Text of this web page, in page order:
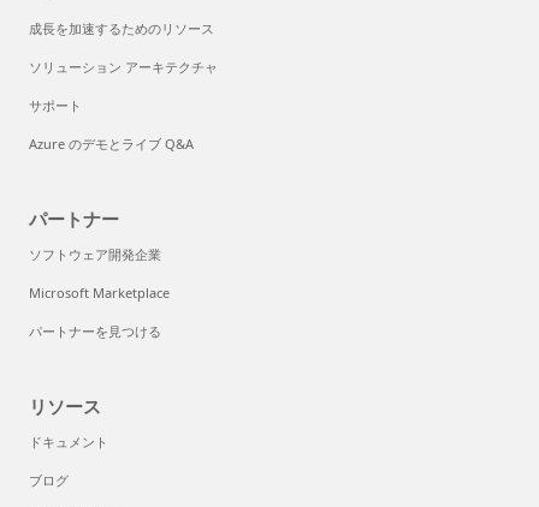
成長を加速するためのリソース
ソリューション アーキテクチャ
サポート
Azure のデモとライブ Q&A
パートナー
ソフトウェア開発企業
Microsoft Marketplace
パートナーを見つける
リソース
ドキュメント
ブログ